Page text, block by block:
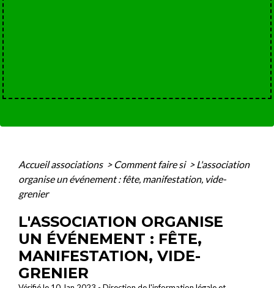
Accueil associations > Comment faire si > L'association
organise un événement : fête, manifestation, vide-
grenier
L'ASSOCIATION ORGANISE
UN ÉVÉNEMENT : FÊTE,
MANIFESTATION, VIDE-
GRENIER